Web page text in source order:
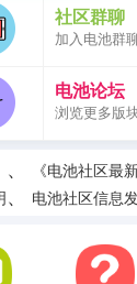
社区群聊
加入电池群
电池论坛
浏览更多版
、 《电池社区最
、 电池社区信息